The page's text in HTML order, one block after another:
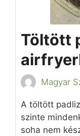
Töltött
Magyar
A töltött
szinte
soha nem